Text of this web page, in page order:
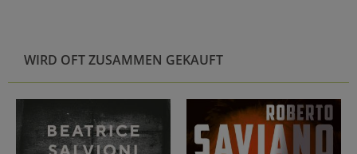
WIRD OFT ZUSAMMEN GEKAUFT